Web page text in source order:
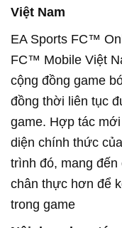
Việt Nam
EA Sports FC™
FC™ Mobile Việt
cộng đồng game
đồng thời liên tục
game. Hợp tác
diện chính thức
trình đó, mang
chân thực hơn để
trong game